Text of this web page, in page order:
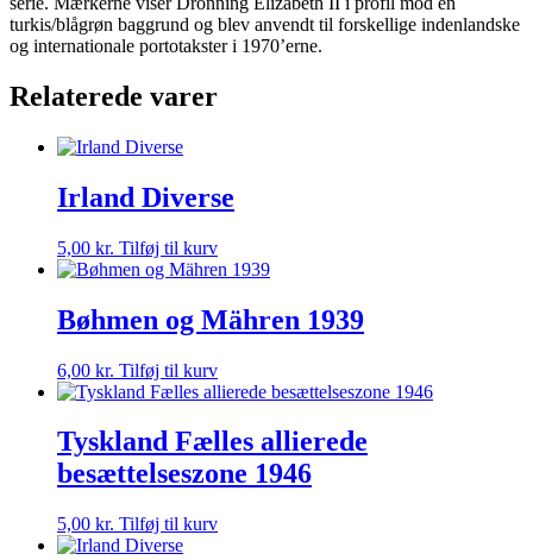
antal
turkis/blågrøn baggrund og blev anvendt til forskellige indenlandske
og internationale portotakster i 1970’erne.
Relaterede varer
Irland Diverse
5,00 kr. Tilføj til kurv
Bøhmen og Mähren 1939
6,00 kr. Tilføj til kurv
Tyskland Fælles allierede
besættelseszone 1946
5,00 kr. Tilføj til kurv